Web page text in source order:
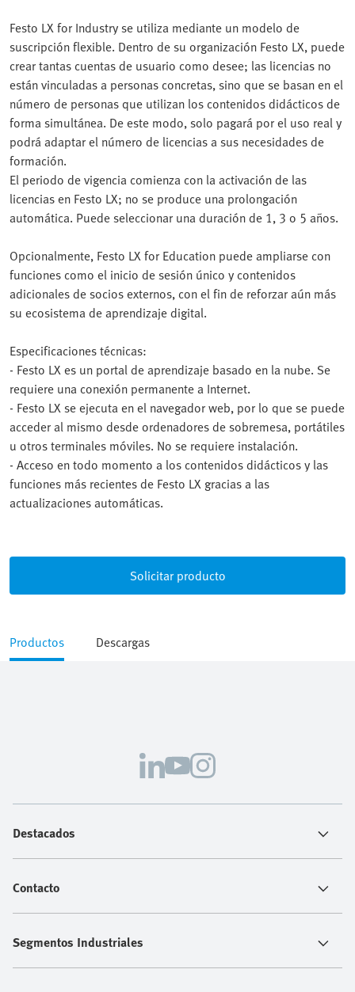
Festo LX for Industry se utiliza mediante un modelo de
suscripción flexible. Dentro de su organización Festo LX, puede
crear tantas cuentas de usuario como desee; las licencias no
están vinculadas a personas concretas, sino que se basan en el
número de personas que utilizan los contenidos didácticos de
forma simultánea. De este modo, solo pagará por el uso real y
podrá adaptar el número de licencias a sus necesidades de
formación.
El periodo de vigencia comienza con la activación de las
licencias en Festo LX; no se produce una prolongación
automática. Puede seleccionar una duración de 1, 3 o 5 años.
Opcionalmente, Festo LX for Education puede ampliarse con
funciones como el inicio de sesión único y contenidos
adicionales de socios externos, con el fin de reforzar aún más
su ecosistema de aprendizaje digital.
Especificaciones técnicas:
- Festo LX es un portal de aprendizaje basado en la nube. Se
requiere una conexión permanente a Internet.
- Festo LX se ejecuta en el navegador web, por lo que se puede
acceder al mismo desde ordenadores de sobremesa, portátiles
u otros terminales móviles. No se requiere instalación.
- Acceso en todo momento a los contenidos didácticos y las
funciones más recientes de Festo LX gracias a las
actualizaciones automáticas.
Solicitar producto
Productos Descargas
Destacados
Contacto
Segmentos Industriales